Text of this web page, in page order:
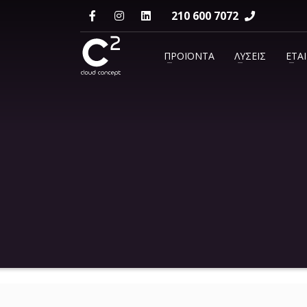
ΕΠΙΚΟΙΝΩΝΙΑ
support@c2.gr
210 600 7072
ΠΡΟΪΌΝΤΑ ΛΎΣΕΙΣ